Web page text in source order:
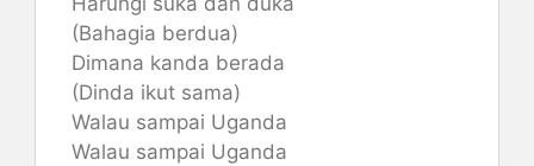
(Bahagia berdua)
Dimana kanda berada
(Dinda ikut sama)
Walau sampai Uganda
Walau sampai Uganda